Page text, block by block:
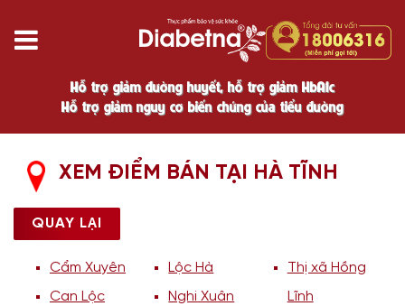
Hỗ trợ giảm đường huyết, hỗ trợ giảm HbA1c
Hỗ trợ giảm nguy cơ biến chứng của tiểu đường
XEM ĐIỂM BÁN TẠI HÀ TĨNH
QUAY LẠI
Cẩm Xuyên
Can Lộc
Lộc Hà
Nghi Xuân
Thị xã Hồng
Lĩnh